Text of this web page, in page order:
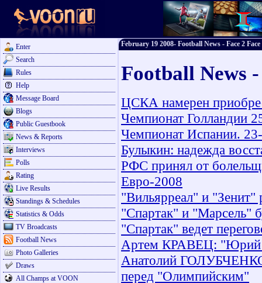
Enter
Search
Rules
Help
Message Board
Blogs
Public Guestbook
News & Reports
Interviews
Polls
Rating
Live Results
Standings & Schedules
Statistics & Odds
TV Broadcasts
Football News
Photo Galleries
Draws
All Champs at VOON
February 19 2008- Football News - Face 2
Football News
ЦСКА намерен
Чемпионат Голландии
Чемпионат Испании. 23-
Булыкин: надежда
РФС принял от
Евро-2008
"Вильярреал" и "Зенит"
"Спартак" и "Марсель"
"Спартак" ведет
Артем КРАВЕЦ: "Юрий
Анатолий
перед "Олимпийским"